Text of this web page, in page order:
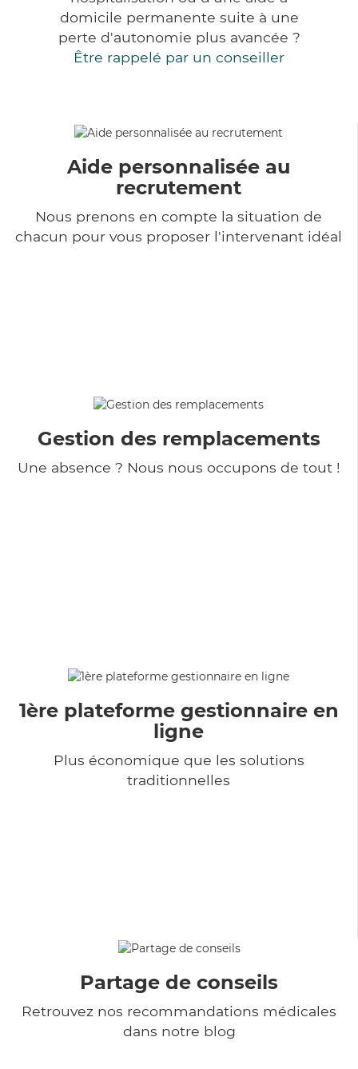
domicile permanente suite à une
perte d'autonomie plus avancée ?
Être rappelé par un conseiller
Aide personnalisée au
recrutement
Nous prenons en compte la situation de
chacun pour vous proposer l'intervenant idéal
Gestion des remplacements
Une absence ? Nous nous occupons de tout !
1ère plateforme gestionnaire en
ligne
Plus économique que les solutions
traditionnelles
Partage de conseils
Retrouvez nos recommandations médicales
dans notre blog